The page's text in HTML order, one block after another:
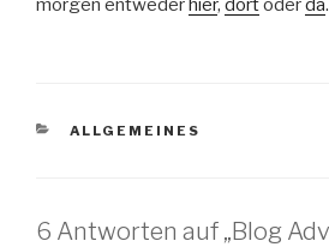
morgen entweder hier, dortoderda
KATEGORIEN
ALLGEMEINES
6 Antworten auf „Blog